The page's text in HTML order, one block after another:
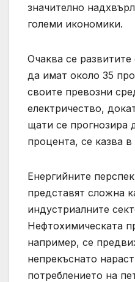
значително
големи икономики.
Очаква се
да имат около 35
своите превозни
електричество,
щати се прогнозира
процента, се казва
Енергийните
представят сложна
индустриалните
Нефтохимическата
например, се
непрекъснато
потреблението на